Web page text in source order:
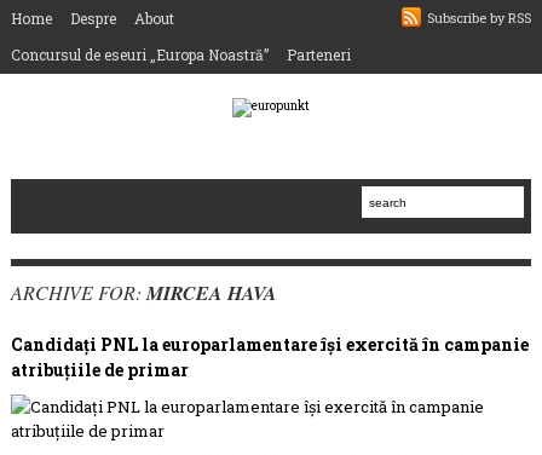
Subscribe by RSS
Home Despre
About
Concursul de eseuri „Europa Noastră”
Parteneri
ARCHIVE FOR: MIRCEA HAVA
Candidați PNL la europarlamentare își exercită în campanie
atribuțiile de primar